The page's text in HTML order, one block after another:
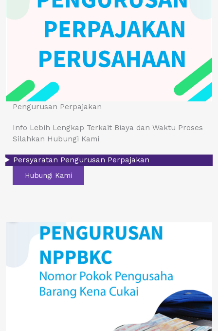
Pengurusan Perpajakan
Info Lebih Lengkap Terkait Biaya dan Waktu Proses
Silahkan Hubungi Kami
Persyaratan Pengurusan Perpajakan
Hubungi Kami